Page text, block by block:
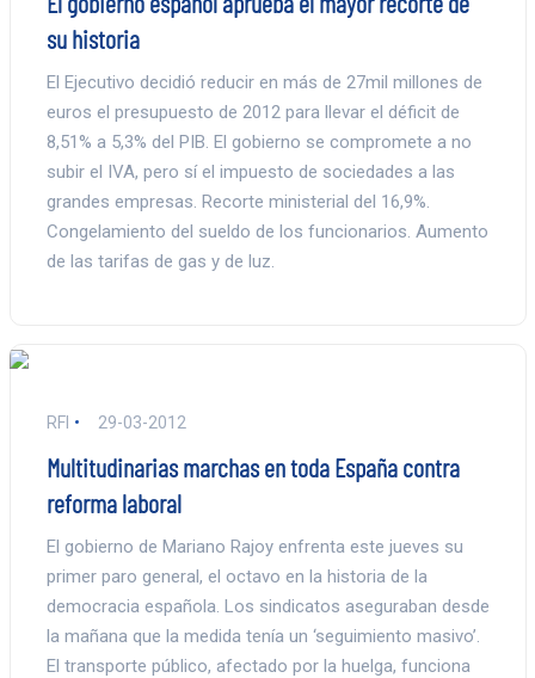
su historia
El Ejecutivo decidió reducir en más de 27mil millones de
euros el presupuesto de 2012 para llevar el déficit de
8,51% a 5,3% del PIB. El gobierno se compromete a no
subir el IVA, pero sí el impuesto de sociedades a las
grandes empresas. Recorte ministerial del 16,9%.
Congelamiento del sueldo de los funcionarios. Aumento
de las tarifas de gas y de luz.
RFI 29-03-2012
Multitudinarias marchas en toda España contra
reforma laboral
El gobierno de Mariano Rajoy enfrenta este jueves su
primer paro general, el octavo en la historia de la
democracia española. Los sindicatos aseguraban desde
la mañana que la medida tenía un ‘seguimiento masivo’.
El transporte público, afectado por la huelga, funciona